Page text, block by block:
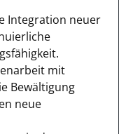
Integration neuer
mit
Bewältigung
neue